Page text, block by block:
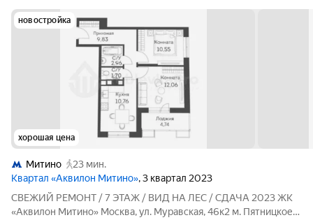
новостройка
хорошая цена
Митино
23 мин.
Квартал «Аквилон Митино», 3 квартал 2023
СВЕЖИЙ РЕМОНТ / 7 ЭТАЖ / ВИД НА ЛЕС / СДАЧА 2023 ЖК
«Аквилон Митино» Москва, ул. Муравская, 46к2 м. Пятницкое